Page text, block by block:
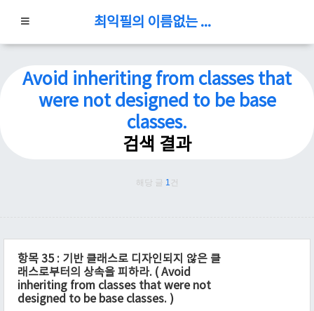
최익필의 이름없는 블로그
Avoid inheriting from classes that
were not designed to be base
classes.
검색 결과
해당 글 1 건
항목 35 : 기반 클래스로 디자인되지 않은 클
래스로부터의 상속을 피하라. ( Avoid
inheriting from classes that were not
designed to be base classes. )